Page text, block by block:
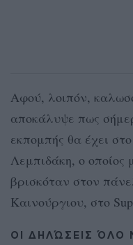
Αφού, λοιπόν,
αποκάλυψε πως
εκπομπής θα έχει
Λεμπιδάκη, ο οποίος
βρισκόταν στον
Καινούργιου, στο
ΟΙ ΔΗΛΏΣΕΙΣ ΌΛΟ